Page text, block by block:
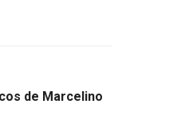
de Marcelino